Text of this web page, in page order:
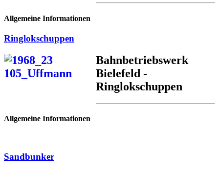
Allgemeine Informationen
Ringlokschuppen
Bahnbetriebswerk
Bielefeld -
Ringlokschuppen
Allgemeine Informationen
Sandbunker